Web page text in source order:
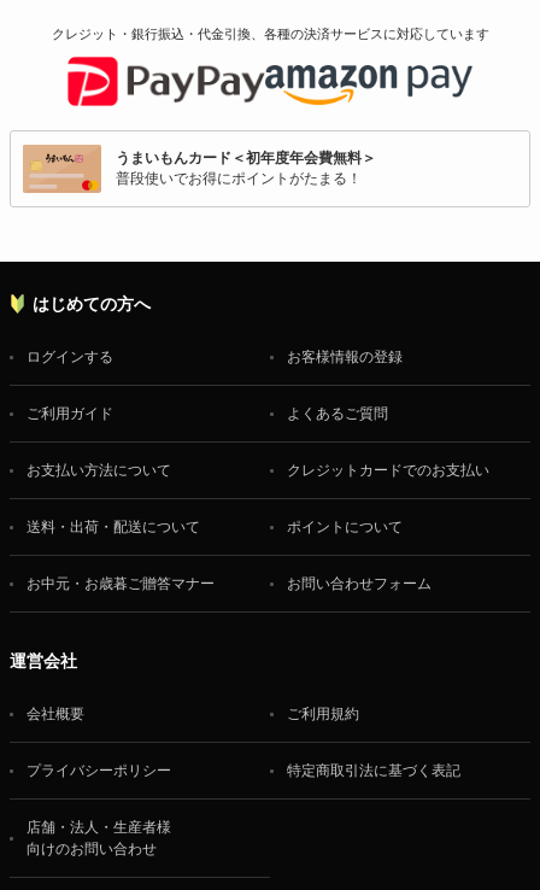
クレジット・銀行振込・代金引換、各種の決済サービスに対応しています
うまいもんカード＜初年度年会費無料＞
普段使いでお得にポイントがたまる！
はじめての方へ
ログインする お客様情報の登録
ご利用ガイド よくあるご質問
お支払い方法について クレジットカードでのお支払い
送料・出荷・配送について ポイントについて
お中元・お歳暮ご贈答マナー お問い合わせフォーム
運営会社
会社概要 ご利用規約
プライバシーポリシー 特定商取引法に基づく表記
店舗・法人・生産者様
向けのお問い合わせ